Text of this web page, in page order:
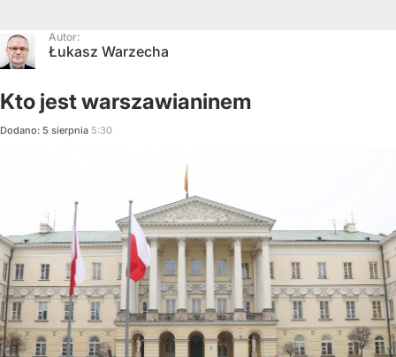
Autor:
Łukasz Warzecha
Kto jest warszawianinem
Dodano: 5 sierpnia 5:30